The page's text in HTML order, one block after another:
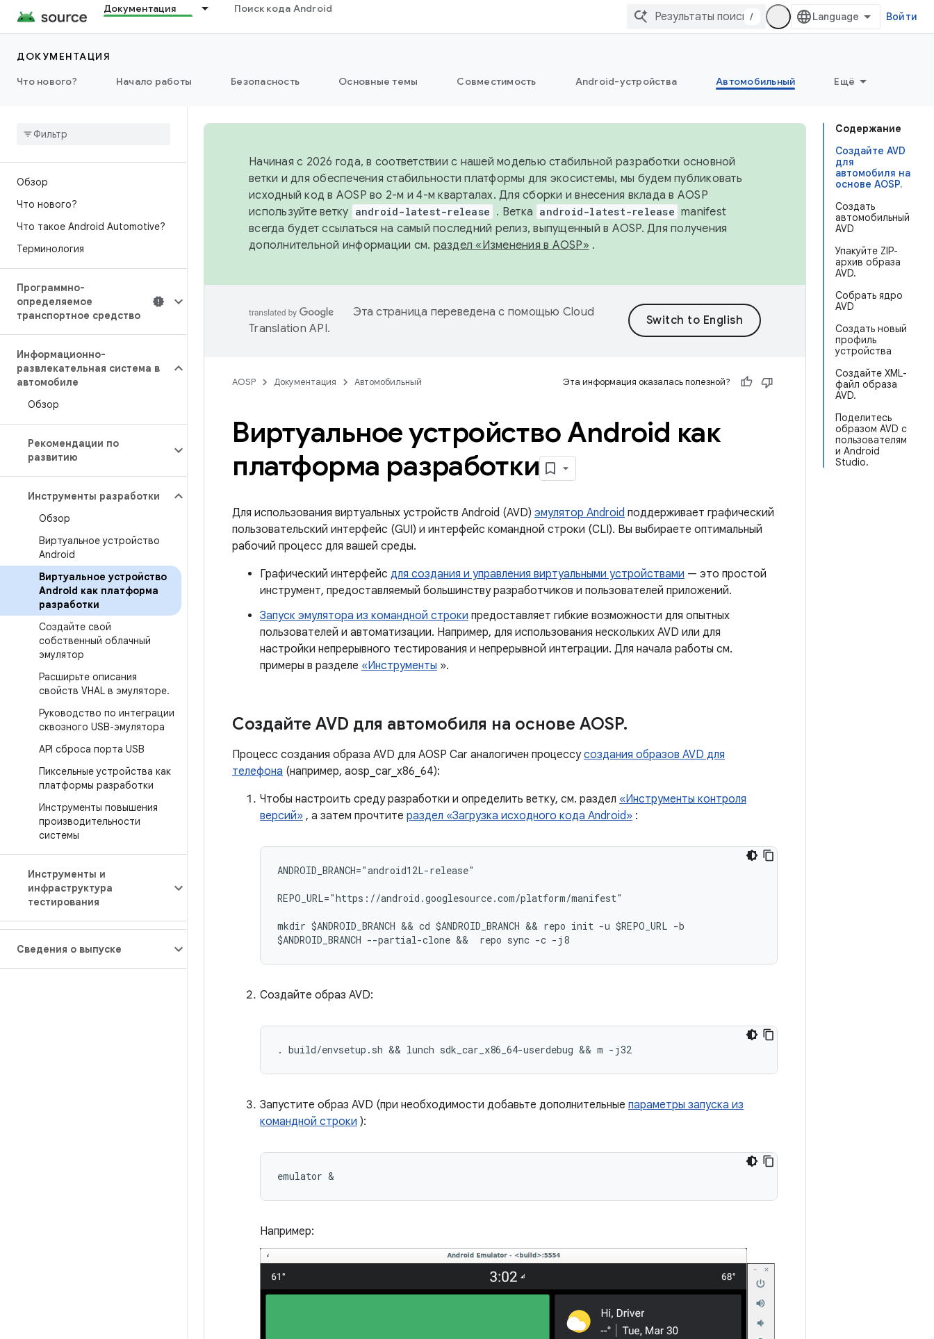
Документация Поиск кода Android
/ Войти
ДОКУМЕНТАЦИЯ
Что нового?
Начало работы Безопасность Основные темы Совместимость Android-устройства Автомобильный Ещё
Обзор
Что нового?
Что такое Android Automotive?
Терминология
Программно-
определяемое
транспортное средство
Информационно-
развлекательная система в
автомобиле
Обзор
Рекомендации по
развитию
Инструменты разработки
Обзор
Виртуальное устройство
Android
Виртуальное устройство
Android как платформа
разработки
Создайте свой
собственный облачный
эмулятор
Расширьте описания
свойств VHAL в эмуляторе.
Руководство по интеграции
сквозного USB-эмулятора
API сброса порта USB
Пиксельные устройства как
платформы разработки
Инструменты повышения
производительности
системы
Инструменты и
инфраструктура
тестирования
Сведения о выпуске
Содержание
Создайте AVD
для
автомобиля на
основе AOSP.
Создать
автомобильный
AVD
Упакуйте ZIP-
архив образа
AVD.
Собрать ядро ​​
AVD
Создать новый
профиль
устройства
Создайте XML-
файл образа
AVD.
Поделитесь
образом AVD с
пользователям
и Android
Studio.
Начиная с 2026 года, в соответствии с нашей моделью стабильной разработки основной
ветки и для обеспечения стабильности платформы для экосистемы, мы будем публиковать
исходный код в AOSP во 2-м и 4-м кварталах. Для сборки и внесения вклада в AOSP
используйте ветку android-latest-release . Ветка android-latest-release manifest
всегда будет ссылаться на самый последний релиз, выпущенный в AOSP. Для получения
дополнительной информации см. раздел «Изменения в AOSP» .
Эта страница переведена с помощью Cloud
Translation API.
AOSP Документация Автомобильный Эта информация оказалась полезной?
Виртуальное устройство Android как
платформа разработки
Для использования виртуальных устройств Android (AVD) эмулятор Android поддерживает графический
пользовательский интерфейс (GUI) и интерфейс командной строки (CLI). Вы выбираете оптимальный
рабочий процесс для вашей среды.
Графический интерфейс для создания и управления виртуальными устройствами — это простой
инструмент, предоставляемый большинству разработчиков и пользователей приложений.
Запуск эмулятора из командной строки предоставляет гибкие возможности для опытных
пользователей и автоматизации. Например, для использования нескольких AVD или для
настройки непрерывного тестирования и непрерывной интеграции. Для начала работы см.
примеры в разделе «Инструменты ».
Создайте AVD для автомобиля на основе AOSP.
Процесс создания образа AVD для AOSP Car аналогичен процессусоздания образов AVD для
телефона (например, aosp_car_x86_64):
Чтобы настроить среду разработки и определить ветку, см. раздел «Инструменты контроля
версий» , а затем прочтите раздел «Загрузка исходного кода Android» :
ANDROID_BRANCH="android12L-release"
REPO_URL="https://android.googlesource.com/platform/manifest"
mkdir $ANDROID_BRANCH && cd $ANDROID_BRANCH && repo init -u $REPO_URL -b
$ANDROID_BRANCH --partial-clone &&  repo sync -c -j8
Создайте образ AVD:
. build/envsetup.sh && lunch sdk_car_x86_64-userdebug && m -j32
Запустите образ AVD (при необходимости добавьте дополнительные параметры запуска из
командной строки ):
emulator &
Например: